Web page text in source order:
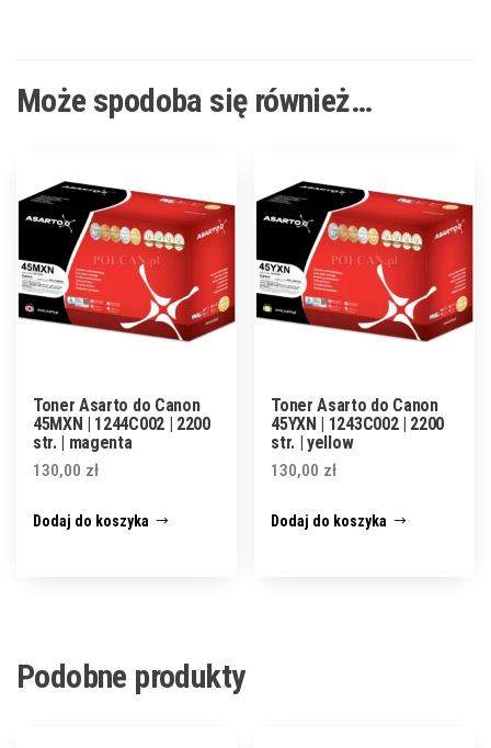
Może spodoba się również…
Toner Asarto do Canon
45MXN | 1244C002 | 2200
str. | magenta
130,00 zł
Dodaj do koszyka
Toner Asarto do Canon
45YXN | 1243C002 | 2200
str. | yellow
130,00 zł
Dodaj do koszyka
Podobne produkty